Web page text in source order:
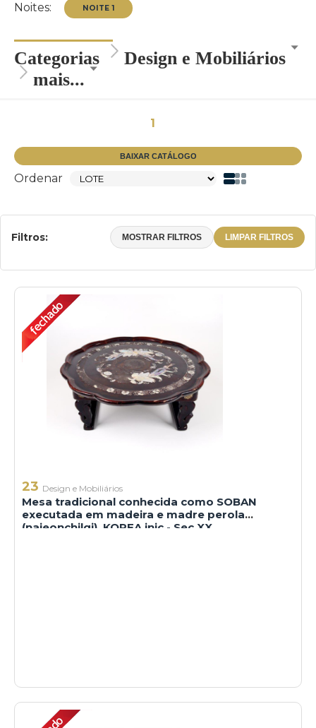
Noites:
Categorias
Design e Mobiliários
mais...
1
BAIXAR CATÁLOGO
Ordenar
Filtros: MOSTRAR FILTROS LIMPAR FILTROS
23 Design e Mobiliários
Mesa tradicional conhecida como SOBAN
executada em madeira e madre perola
(najeonchilgi). KOREA inic - Sec XX